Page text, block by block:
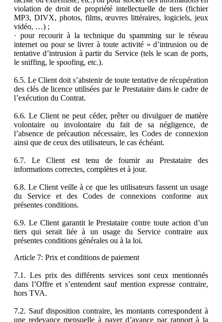
violation de droit de propriété intellectuelle de tiers (fichier
MP3, DIVX, photos, films, œuvres littéraires, logiciels, jeux
vidéo, …) ;
· pour recourir à la technique du spamming sur le réseau
internet ou pour se livrer à toute activité » d’intrusion ou de
tentative d’intrusion à partir du Service (tels le scan de ports,
le sniffing, le spoofing, etc.).
6.5. Le Client doit s’abstenir de toute tentative de récupération
des clés de licence utilisées par le Prestataire dans le cadre de
l’exécution du Contrat.
6.6. Le Client ne peut céder, prêter ou divulguer de matière
volontaire ou involontaire du fait de sa négligence, de
l’absence de précaution nécessaire, les Codes de connexion
ainsi que de ceux des utilisateurs, le cas échéant.
6.7. Le Client est tenu de fournir au Prestataire des
informations correctes, complètes et à jour.
6.8. Le Client veille à ce que les utilisateurs fassent un usage
du Service et des Codes de connexions conforme aux
présentes conditions.
6.9. Le Client garantit le Prestataire contre toute action d’un
tiers qui serait liée à un usage du Service contraire aux
présentes conditions générales ou à la loi.
Article 7: Prix et conditions de paiement
7.1. Les prix des différents services sont ceux mentionnés
dans l’Offre et s’entendent sauf mention expresse contraire,
hors TVA.
7.2. Sauf disposition contraire, les montants correspondent à
une redevance mensuelle à payer d’avance par rapport à la